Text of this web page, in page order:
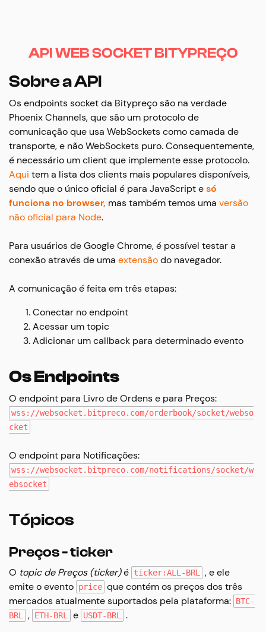
API WEB SOCKET BITYPREÇO
Sobre a API
Os endpoints socket da Bitypreço são na verdade
Phoenix Channels, que são um protocolo de
comunicação que usa WebSockets como camada de
transporte, e não WebSockets puro. Consequentemente,
é necessário um client que implemente esse protocolo.
Aqui tem a lista dos clients mais populares disponíveis,
sendo que o único oficial é para JavaScript esó
funciona no browser, mas também temos uma versão
não oficial para Node.
Para usuários de Google Chrome, é possível testar a
conexão através de uma extensãodo navegador.
A comunicação é feita em três etapas:
Conectar no endpoint
Acessar um topic
Adicionar um callback para determinado evento
Os Endpoints
O endpoint para Livro de Ordens e para Preços:
wss://websocket.bitpreco.com/orderbook/socket/webso
cket
O endpoint para Notificações:
wss://websocket.bitpreco.com/notifications/socket/w
ebsocket
Tópicos
Preços - ticker
O topic de Preços (ticker)é ticker:ALL-BRL
, e ele
emite o evento price que contém os preços dos três
mercados atualmente suportados pela plataforma: BTC-
BRL
, ETH-BRL e USDT-BRL .